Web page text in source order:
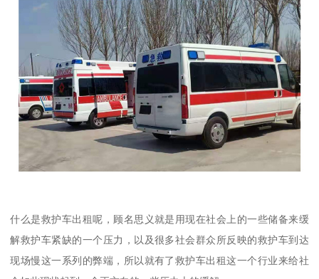
什么是救护车出租呢，顾名思义就是用现在社会上的一些储备来缓
解救护车紧缺的一个压力，以及很多社会群众所反映的救护车到达
现场慢这一系列的弊端，所以就有了救护车出租这一个行业来给社